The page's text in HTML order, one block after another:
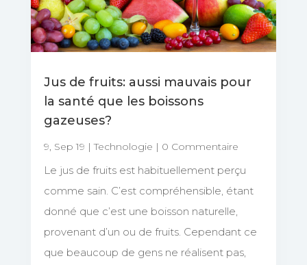
Jus de fruits: aussi mauvais pour
la santé que les boissons
gazeuses?
9, Sep 19 |Technologie | 0 Commentaire
Le jus de fruits est habituellement perçu
comme sain. C’est compréhensible, étant
donné que c’est une boisson naturelle,
provenant d’un ou de fruits. Cependant ce
que beaucoup de gens ne réalisent pas,